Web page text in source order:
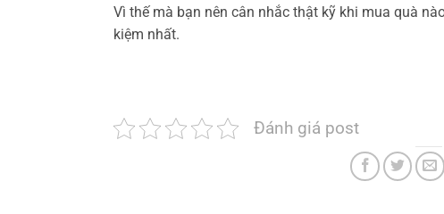
Vì thế mà bạn nên cân nhắc thật kỹ khi mua quà
kiệm nhất.
Đánh giá post